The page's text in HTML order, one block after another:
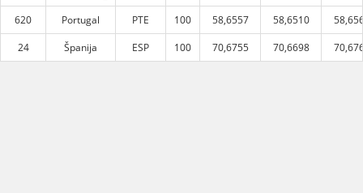
620
Portugal PTE 100 58,6557 58,6510
24
Španija ESP 100 70,6755 70,6698